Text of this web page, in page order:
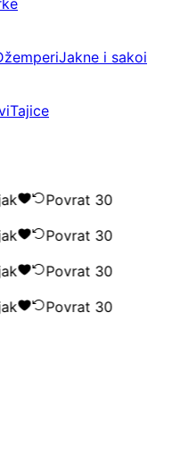
Jakne i sakoi
Tajice
Povrat 30
Povrat 30
Povrat 30
Povrat 30